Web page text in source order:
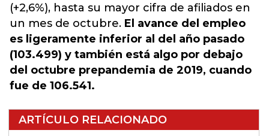
(+2,6%), hasta su mayor cifra de afiliados en
un mes de octubre. El avance del empleo
es ligeramente inferior al del año pasado
(103.499) y también está algo por debajo
del octubre prepandemia de 2019, cuando
fue de 106.541.
ARTÍCULO RELACIONADO